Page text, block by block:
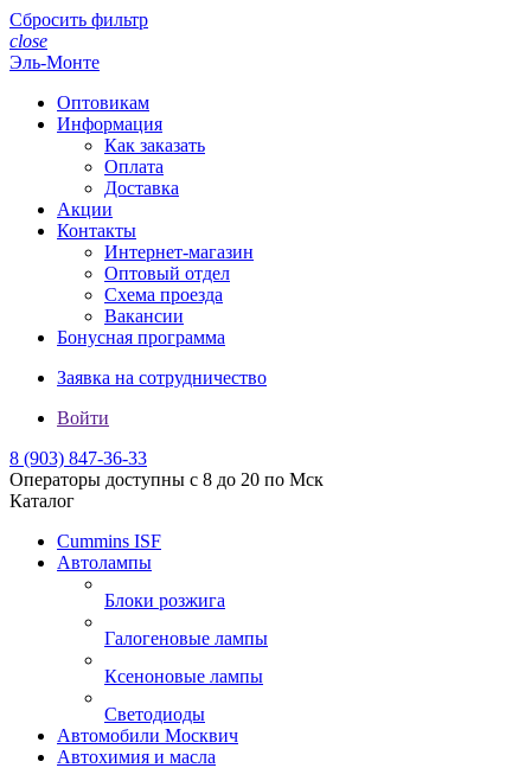
Сбросить фильтр
close
Эль-Монте
Оптовикам
Информация
Как заказать
Оплата
Доставка
Акции
Контакты
Интернет-магазин
Оптовый отдел
Схема проезда
Вакансии
Бонусная программа
Заявка на сотрудничество
Войти
8 (903) 847-36-33
Операторы доступны с 8 до 20 по Мск
Каталог
Cummins ISF
Автолампы
Блоки розжига
Галогеновые лампы
Ксеноновые лампы
Светодиоды
Автомобили Москвич
Автохимия и масла